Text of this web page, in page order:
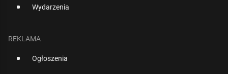
Wydarzenia
REKLAMA
Ogłoszenia